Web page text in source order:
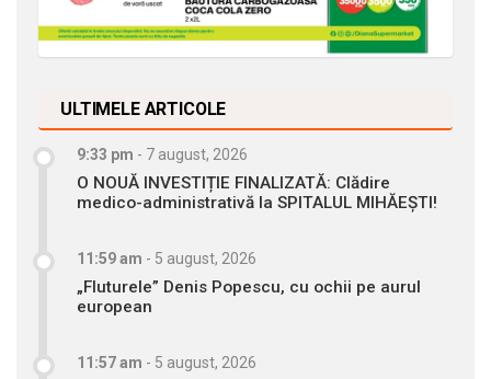
ULTIMELE ARTICOLE
9:33 pm - 7 august, 2026
O NOUĂ INVESTIȚIE FINALIZATĂ: Clădire
medico-administrativă la SPITALUL MIHĂEȘTI!
11:59 am - 5 august, 2026
„Fluturele” Denis Popescu, cu ochii pe aurul
european
11:57 am - 5 august, 2026